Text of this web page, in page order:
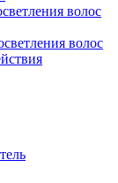
волос
волос